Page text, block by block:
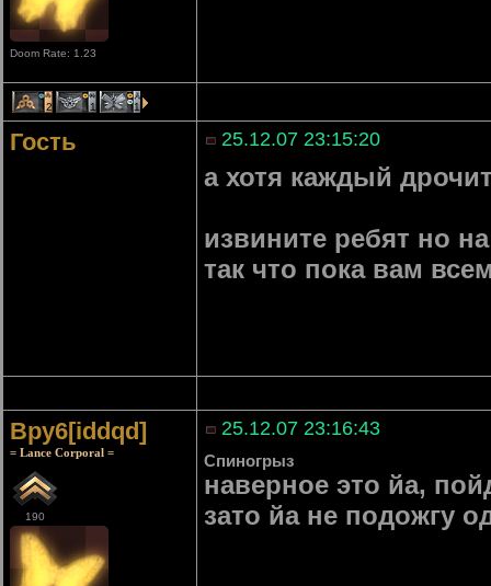
Doom Rate: 1.23
2 1 1
Гость 25.12.07 23:15:20
а хотя каждый
извините ребят но
так что пока вам
Bpy6[iddqd]
= Lance Corporal =
190
25.12.07 23:16:43
Спиногрыз
наверное это йа,
зато йа не подожгу